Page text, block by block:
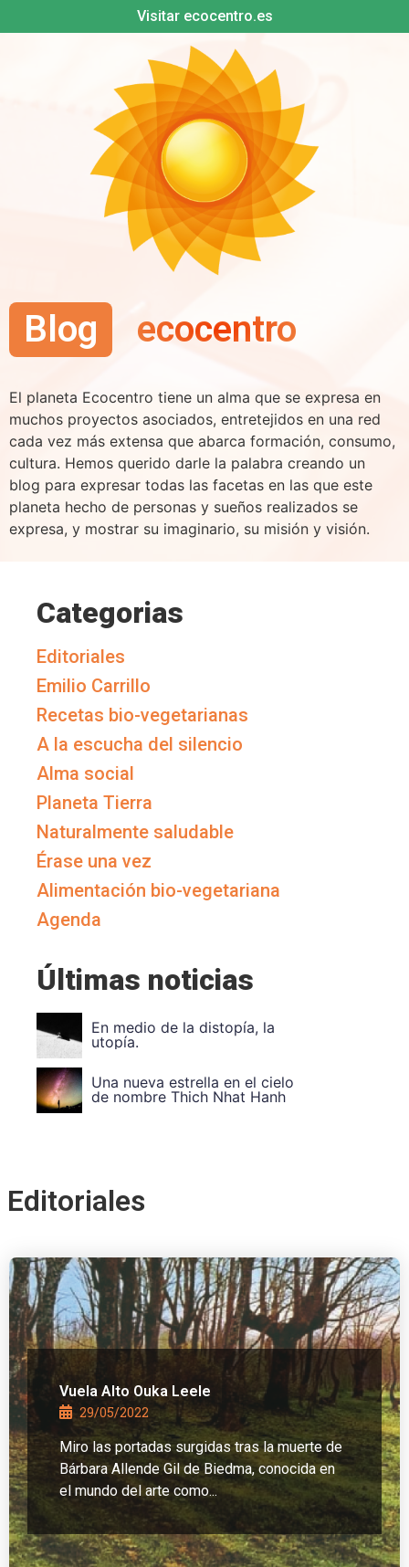
Visitar ecocentro.es
Blog ecocentro
El planeta Ecocentro tiene un alma que se expresa en
muchos proyectos asociados, entretejidos en una red
cada vez más extensa que abarca formación, consumo,
cultura. Hemos querido darle la palabra creando un
blog para expresar todas las facetas en las que este
planeta hecho de personas y sueños realizados se
expresa, y mostrar su imaginario, su misión y visión.
Categorias
Editoriales
Emilio Carrillo
Recetas bio-vegetarianas
A la escucha del silencio
Alma social
Planeta Tierra
Naturalmente saludable
Érase una vez
Alimentación bio-vegetariana
Agenda
Últimas noticias
Vuela Alto Ouka Leele
Divide et impera. Unida
Editoriales
Vuela Alto Ouka Leele
29/05/2022
Miro las portadas surgidas tras la muerte de
Bárbara Allende Gil de Biedma, conocida en
el mundo del arte como...